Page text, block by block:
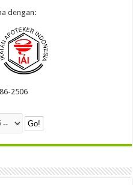
dengan:
2506